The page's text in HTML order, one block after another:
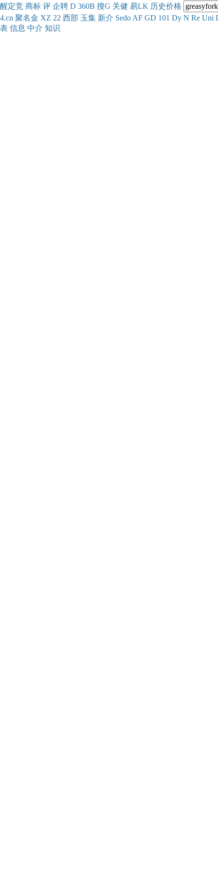
醒定竞 商标 评 企聘 D 360B 搜G 关健 易LK 历史价格
4.cn 聚名金 XZ 22 西部 玉集 新介 Sedo AF GD 101 Dy N Re Uni
表 信息 中介 知识